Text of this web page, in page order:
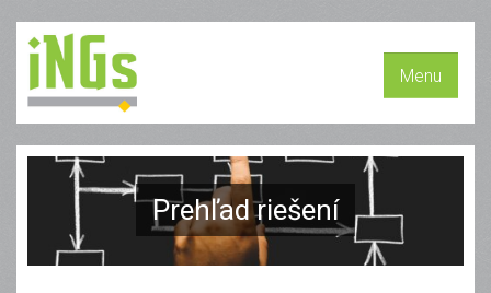
Menu
Prehľad riešení